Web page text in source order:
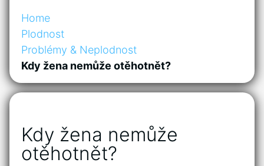
Home
Plodnost
Problémy & Neplodnost
Kdy žena nemůže otěhotnět?
Kdy žena nemůže
otěhotnět?